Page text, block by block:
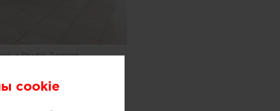
и Studio Twocan,
в одном из
cookie